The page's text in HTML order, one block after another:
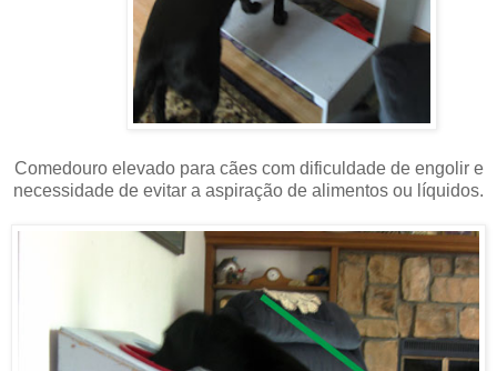
Comedouro elevado para cães com dificuldade de engolir e
necessidade de evitar a aspiração de alimentos ou líquidos.